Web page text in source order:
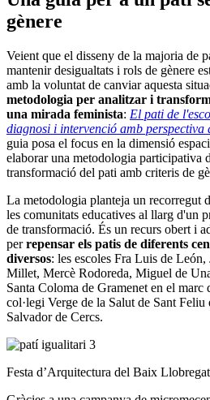
gènere
Veient que el disseny de la majoria de
mantenir desigualtats i rols de gènere
amb la voluntat de canviar aquesta
metodologia per analitzar i
una mirada feminista: El pati de
diagnosi i intervenció amb perspectiva
guia posa el focus en la dimensió
elaborar una metodologia participativa
transformació del pati amb criteris de
La metodologia planteja un recorregut
les comunitats educatives al llarg d'un
de transformació. És un recurs obert i
perrepensar els patis de diferents
diversos: les escoles Fra Luis de
Millet, Mercè Rodoreda, Miguel de
Santa Coloma de Gramenet en el
col·legi Verge de la Salut de Sant
Salvador de Cercs.
Festa d’Arquitectura del Baix